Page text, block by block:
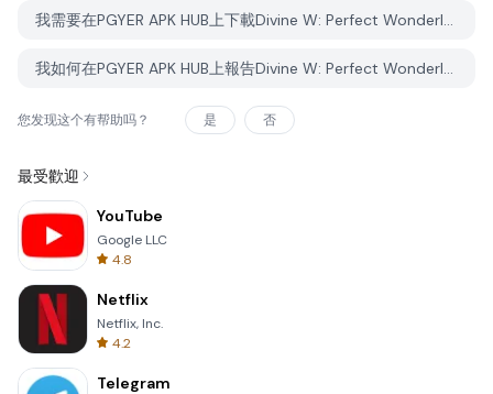
我需要在PGYER APK HUB上下載Divine W: Perfect Wonderland時需要帳戶嗎？
我如何在PGYER APK HUB上報告Divine W: Perfect Wonderland的問題？
您发现这个有帮助吗？ 是 否
最受歡迎
YouTube
Google LLC
4.8
Netflix
Netflix, Inc.
4.2
Telegram